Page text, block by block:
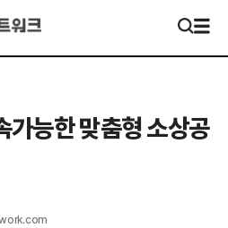
가능한 맞춤형 소상공